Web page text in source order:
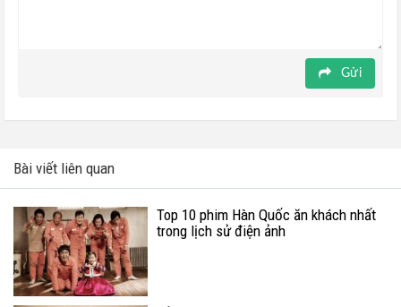
Gửi
Bài viết liên quan
Top 10 phim Hàn Quốc ăn khách nhất
trong lịch sử điện ảnh